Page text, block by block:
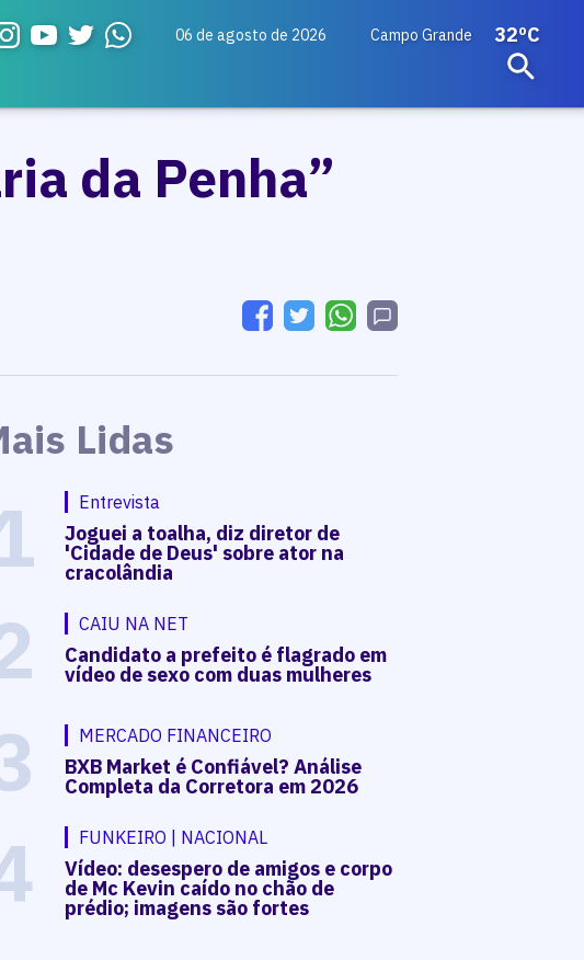
06 de agosto de 2026 Campo Grande 32ºC
da Penha”
Lidas
Entrevista
Joguei a toalha, diz diretor de
'Cidade de Deus' sobre ator na
cracolândia
CAIU NA NET
Candidato a prefeito é flagrado em
vídeo de sexo com duas mulheres
MERCADO FINANCEIRO
BXB Market é Confiável? Análise
Completa da Corretora em 2026
FUNKEIRO | NACIONAL
Vídeo: desespero de amigos e corpo
de Mc Kevin caído no chão de
prédio; imagens são fortes